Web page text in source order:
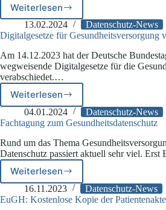
Weiterlesen
Bundesrat
beschließt
die
Gesundheitsgesetze
13.02.2024
Datenschutz-News
Digitalgesetze für Gesundheitsversorgung
Am 14.12.2023 hat der Deutsche
wegweisende Digitalgesetze für die
verabschiedet.…
WeiterlesenDigitalgesetze
für
Gesundheitsversorgung
04.01.2024
Datenschutz-News
Fachtagung zum Gesundheitsdatenschutz
Rund um das Thema
Datenschutz passiert aktuell sehr viel. Erst
WeiterlesenFachtagung
zum
Gesundheitsdatenschutz
16.11.2023
Datenschutz-News
EuGH: Kostenlose Kopie der Patientenakte